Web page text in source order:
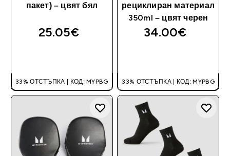
пакет) – цвят бял
25.05€‎
33% ОТСТЪПКА | КОД: MYPBG
рециклиран материал
350ml – цвят черен
34.00€‎
33% ОТСТЪПКА | КОД: MYPBG